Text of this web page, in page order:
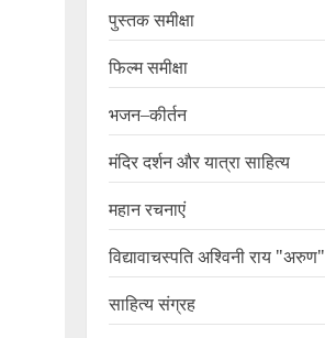
पुस्तक समीक्षा
फिल्म समीक्षा
भजन–कीर्तन
मंदिर दर्शन और यात्रा साहित्य
महान रचनाएं
विद्यावाचस्पति अश्विनी राय "अरुण"
साहित्य संग्रह